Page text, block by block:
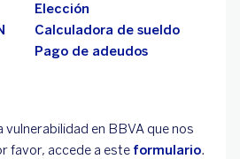
Elección
Calculadora de sueldo
Pago de adeudos
vulnerabilidad en BBVA que nos
favor, accede a este formulario.